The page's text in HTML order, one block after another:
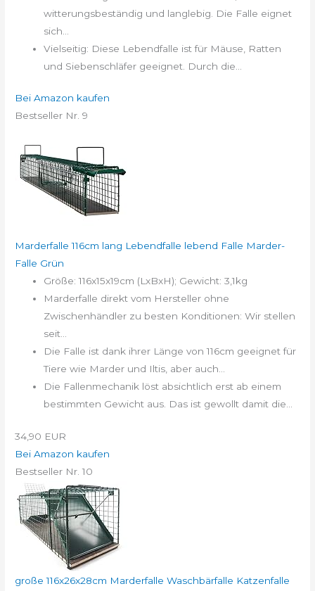
witterungsbeständig und langlebig. Die Falle eignet
sich...
Vielseitig: Diese Lebendfalle ist für Mäuse, Ratten
und Siebenschläfer geeignet. Durch die...
Bei Amazon kaufen
Bestseller Nr. 9
Marderfalle 116cm lang Lebendfalle lebend Falle Marder-
Falle Grün
Größe: 116x15x19cm (LxBxH); Gewicht: 3,1kg
Marderfalle direkt vom Hersteller ohne
Zwischenhändler zu besten Konditionen: Wir stellen
seit...
Die Falle ist dank ihrer Länge von 116cm geeignet für
Tiere wie Marder und Iltis, aber auch...
Die Fallenmechanik löst absichtlich erst ab einem
bestimmten Gewicht aus. Das ist gewollt damit die...
34,90 EUR
Bei Amazon kaufen
Bestseller Nr. 10
große 116x26x28cm Marderfalle Waschbärfalle Katzenfalle